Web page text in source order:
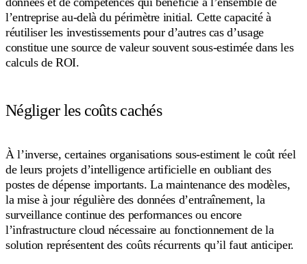
l’entreprise au-delà du périmètre initial. Cette capacité à
réutiliser les investissements pour d’autres cas d’usage
constitue une source de valeur souvent sous-estimée dans les
calculs de ROI.
Négliger les coûts cachés
À l’inverse, certaines organisations sous-estiment le coût réel
de leurs projets d’intelligence artificielle en oubliant des
postes de dépense importants. La maintenance des modèles,
la mise à jour régulière des données d’entraînement, la
surveillance continue des performances ou encore
l’infrastructure cloud nécessaire au fonctionnement de la
solution représentent des coûts récurrents qu’il faut anticiper.